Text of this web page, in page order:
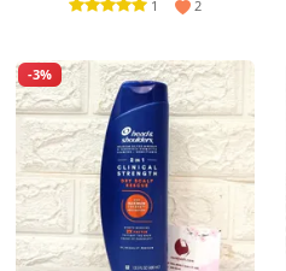
1 2
-3%